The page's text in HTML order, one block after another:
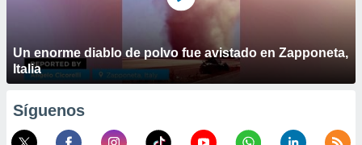
Un enorme diablo de polvo fue avistado en Zapponeta,
Italia
Síguenos